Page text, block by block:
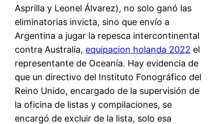
Asprilla y Leonel Álvarez), no solo ganó las
eliminatorias invicta, sino que envío a
Argentina a jugar la repesca intercontinental
contra Australia, equipacion holanda 2022 el
representante de Oceanía. Hay evidencia de
que un directivo del Instituto Fonográfico del
Reino Unido, encargado de la supervisión de
la oficina de listas y compilaciones, se
encargó de excluir de la lista, solo esa